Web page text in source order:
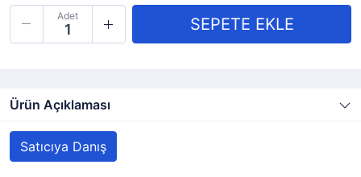
Adet
Ürün Açıklaması
Satıcıya Danış